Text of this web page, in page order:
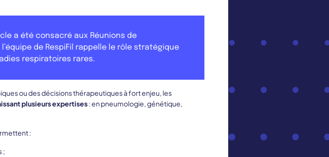
a été consacré aux Réunions de
de RespiFil rappelle le rôle stratégique
respiratoires rares.
ou des décisions thérapeutiques à fort enjeu, les
plusieurs expertises: en pneumologie, génétique,
:
;